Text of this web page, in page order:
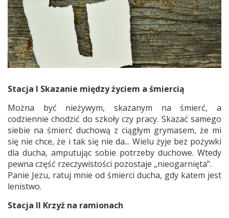
Stacja I Skazanie między życiem a śmiercią
Można być nieżywym, skazanym na śmierć, a
codziennie chodzić do szkoły czy pracy. Skazać samego
siebie na śmierć duchową z ciągłym grymasem, że mi
się nie chce, że i tak się nie da... Wielu żyje bez pożywki
dla ducha, amputując sobie potrzeby duchowe. Wtedy
pewna część rzeczywistości pozostaje „nieogarnięta”.
Panie Jezu, ratuj mnie od śmierci ducha, gdy katem jest
lenistwo.
Stacja II Krzyż na ramionach